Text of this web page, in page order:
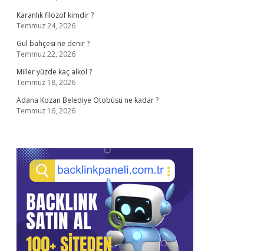
Karanlık filozof kimdir ?
Temmuz 24, 2026
Gül bahçesi ne denir ?
Temmuz 22, 2026
Miller yüzde kaç alkol ?
Temmuz 18, 2026
Adana Kozan Belediye Otobüsü ne kadar ?
Temmuz 16, 2026